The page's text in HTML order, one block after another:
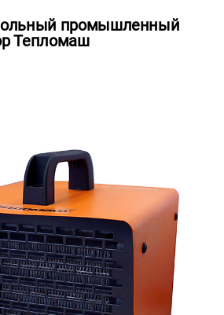
промышленный
Тепломаш